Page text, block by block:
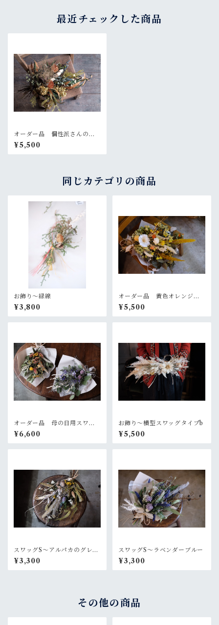
最近チェックした商品
オーダー品 個性派さんのグ
リーンなスワッグ
¥5,500
同じカテゴリの商品
お飾り〜緑線
¥3,800
オーダー品 黄色オレンジの
大きめスワッグ
¥5,500
オーダー品 母の日用スワッ
グ2個セット
¥6,600
お飾り〜横型スワッグタイプb
¥5,500
スワッグS〜アルパカのグレー
なセーター
¥3,300
スワッグS〜ラベンダーブルー
¥3,300
その他の商品